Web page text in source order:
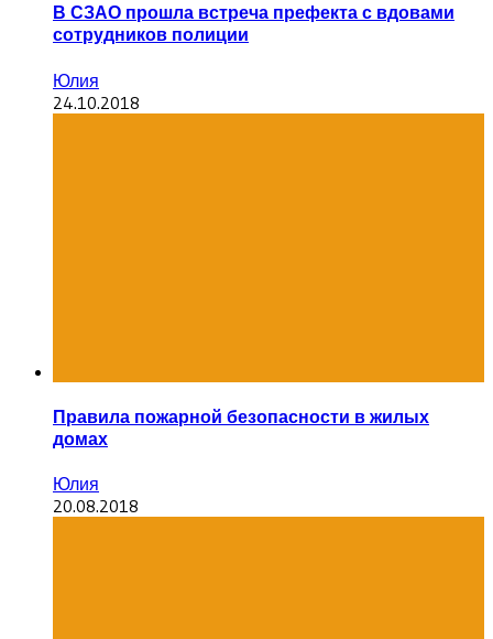
В СЗАО прошла встреча префекта с вдовами
сотрудников полиции
Юлия
24.10.2018
Правила пожарной безопасности в жилых
домах
Юлия
20.08.2018